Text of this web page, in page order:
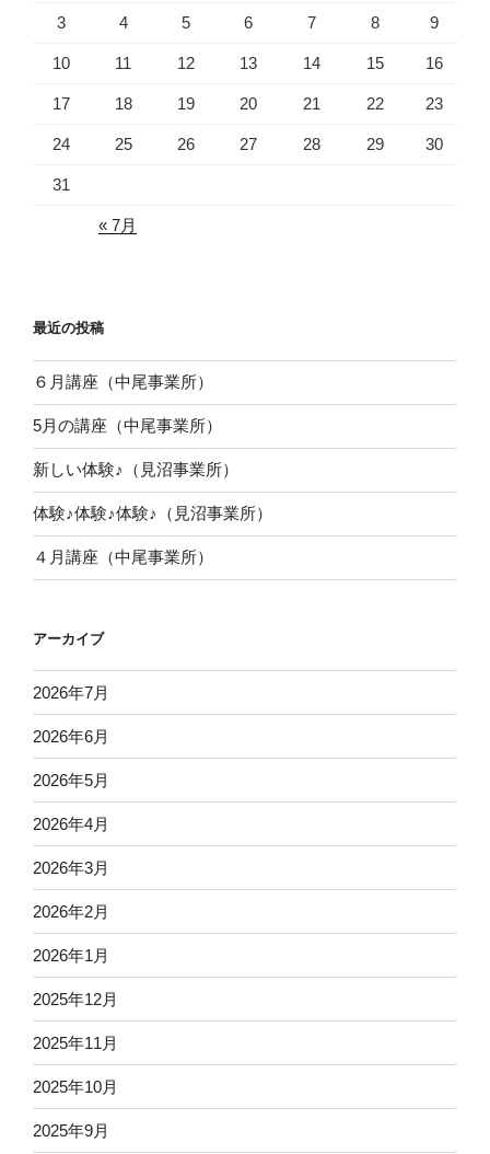
3 4 5 6 7 8 9
10 11 12 13 14 15 16
17 18 19 20 21 22 23
24 25 26 27 28 29 30
31
« 7月
最近の投稿
６月講座（中尾事業所）
5月の講座（中尾事業所）
新しい体験♪（見沼事業所）
体験♪体験♪体験♪（見沼事業所）
４月講座（中尾事業所）
アーカイブ
2026年7月
2026年6月
2026年5月
2026年4月
2026年3月
2026年2月
2026年1月
2025年12月
2025年11月
2025年10月
2025年9月